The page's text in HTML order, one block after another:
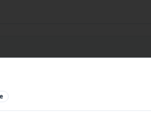
DE EMPRESA PARA PRESTAÇÃ